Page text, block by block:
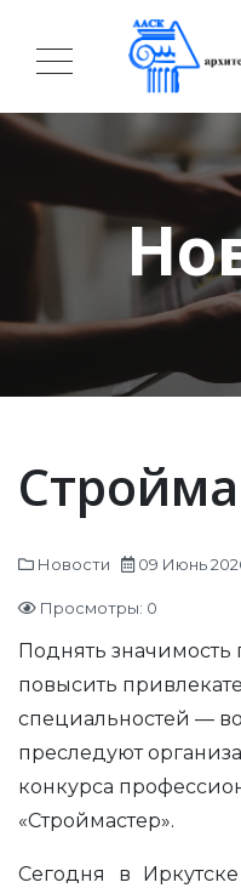
Новости 09 Июнь
Просмотры: 0
Поднять значимость
повысить
специальностей —
преследуют
конкурса
«Строймастер».
Сегодня в